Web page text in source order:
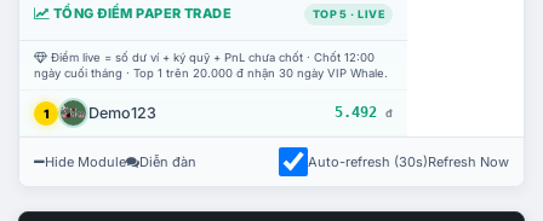
TỔNG ĐIỂM PAPER TRADE TOP 5 · LIVE
Điểm live = số dư ví + ký quỹ + PnL chưa chốt · Chốt 12:00
ngày cuối tháng · Top 1 trên 20.000 đ nhận 30 ngày VIP Whale.
1 Demo123 5.492 đ
Hide Module Diễn đàn Auto-refresh (30s)Refresh Now